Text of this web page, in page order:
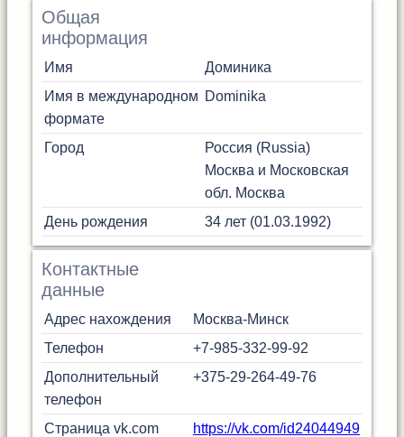
Общая
информация
Имя
Доминика
Имя в международном
формате
Dominika
Город
Россия (Russia)
Москва и Московская
обл. Москва
День рождения
34 лет (01.03.1992)
Контактные
данные
Адрес нахождения
Москва-Минск
Телефон
+7-985-332-99-92
Дополнительный
телефон
+375-29-264-49-76
Страница vk.com https://vk.com/id24044949